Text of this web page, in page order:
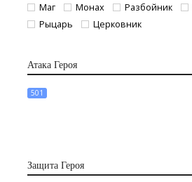
Маг
Монах Разбойник
Рыцарь
Церковник
Атака Героя
501
Защита Героя